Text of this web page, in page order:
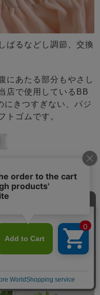
ばるなどし調節、交換
にあたる部分もやさし
店で使用しているBB
にきつすぎない、パジ
トゴムです。
にくい